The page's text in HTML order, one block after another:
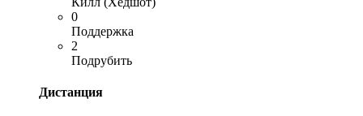
0
Поддержка
2
Подрубить
Дистанция